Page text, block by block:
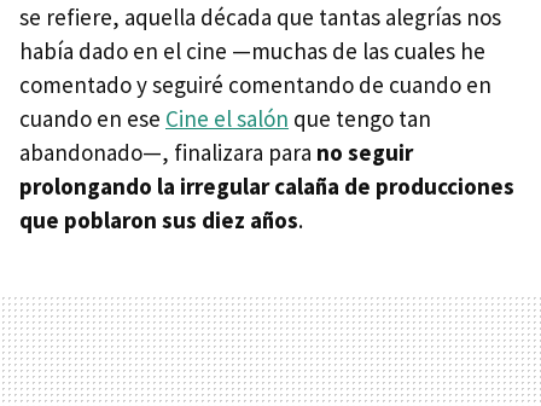
se refiere, aquella década que tantas alegrías nos
había dado en el cine —muchas de las cuales he
comentado y seguiré comentando de cuando en
cuando en ese Cine el salón que tengo tan
abandonado—, finalizara para no seguir
prolongando la irregular calaña de producciones
que poblaron sus diez años.